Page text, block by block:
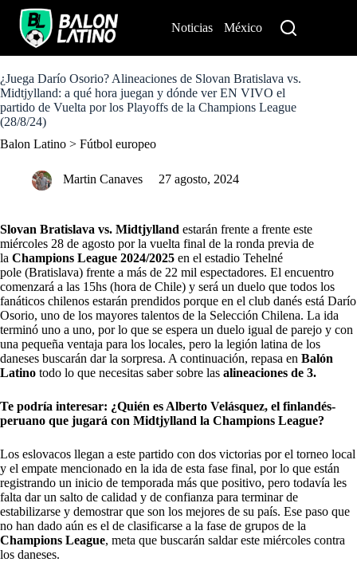
o
c
o
n
e
Noticias México
¿Juega Darío Osorio? Alineaciones de Slovan Bratislava vs.
Midtjylland: a qué hora juegan y dónde ver EN VIVO el
partido de Vuelta por los Playoffs de la Champions League
(28/8/24)
Balon Latino > Fútbol europeo
Martin Canaves 27 agosto, 2024
Slovan Bratislava vs. Midtjylland estarán frente a frente este
miércoles 28 de agosto por la vuelta final de la ronda previa de
la Champions League 2024/2025 en el estadio Tehelné
pole (Bratislava) frente a más de 22 mil espectadores. El encuentro
comenzará a las 15hs (hora de Chile) y será un duelo que todos los
fanáticos chilenos estarán prendidos porque en el club danés está Darío
Osorio, uno de los mayores talentos de la Selección Chilena. La ida
terminó uno a uno, por lo que se espera un duelo igual de parejo y con
una pequeña ventaja para los locales, pero la legión latina de los
daneses buscarán dar la sorpresa. A continuación, repasa en Balón
Latino todo lo que necesitas saber sobre las alineaciones de 3.
Te podría interesar: ¿Quién es Alberto Velásquez, el finlandés-
peruano que jugará con Midtjylland la Champions League?
Los eslovacos llegan a este partido con dos victorias por el torneo local
y el empate mencionado en la ida de esta fase final, por lo que están
registrando un inicio de temporada más que positivo, pero todavía les
falta dar un salto de calidad y de confianza para terminar de
estabilizarse y demostrar que son los mejores de su país. Ese paso que
no han dado aún es el de clasificarse a la fase de grupos de la
Champions League, meta que buscarán saldar este miércoles contra
los daneses.